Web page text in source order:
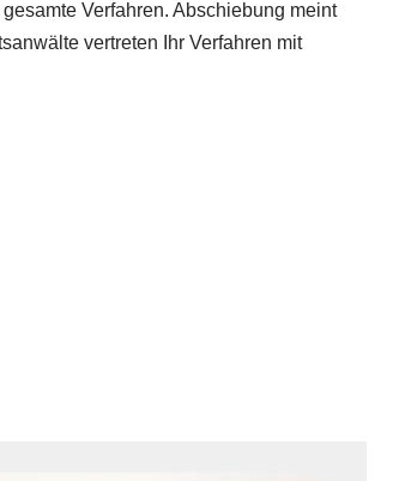
Verfahren. Abschiebung meint
vertreten Ihr Verfahren mit